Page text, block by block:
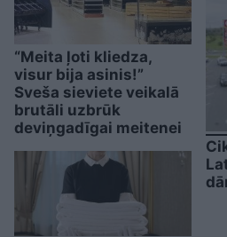
“Meita ļoti kliedza,
visur bija asinis!”
Sveša sieviete veikalā
brutāli uzbrūk
deviņgadīgai meitenei